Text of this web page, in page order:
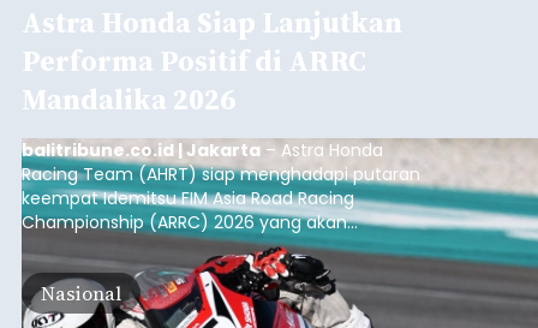
Astra Honda Siap Lanjutkan
Performa Positif di ARRC
Mandalika 2026
balitribune.co.id | Jakarta – Astra Honda
Racing Team (AHRT) siap menghadapi putaran
keempat Idemitsu FIM Asia Road Racing
Championship (ARRC) 2026 yang akan
berlangsung di Pertamina Mandalika
International Circuit, Lombok, Nusa Tenggara
Barat, pada 7–9 Agustus 2026.
Nasional